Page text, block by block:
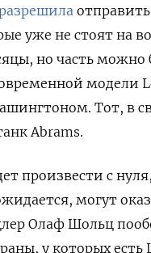
уже не стоят на
но часть можно
модели
Тот, в
Abrams.
произвести с
могут
Олаф Шольц
у которых